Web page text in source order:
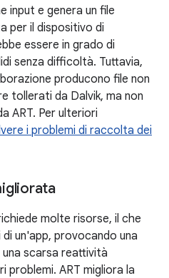
input e genera un file
per il dispositivo di
essere in grado di
senza difficoltà. Tuttavia,
producono file non
tollerati da Dalvik, ma non
ART. Per ulteriori
i problemi di raccolta dei
molte risorse, il che
un'app, provocando una
una scarsa reattività
ART migliora la